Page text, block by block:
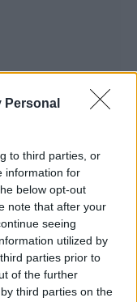
Personal
to third parties, or
information for
below opt-out
note that after your
seeing
utilized by
parties prior to
of the further
third parties on the